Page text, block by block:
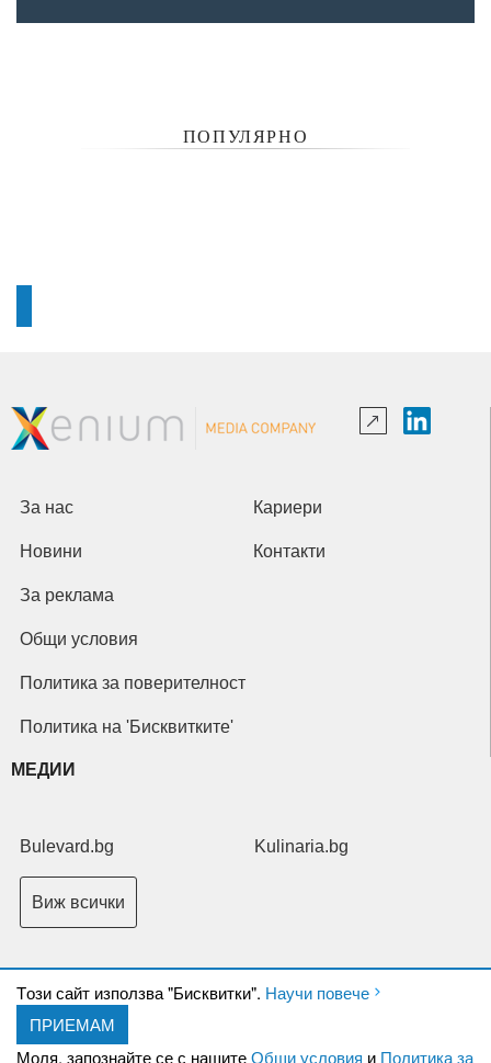
ПОПУЛЯРНО
Tози сайт използва "Бисквитки". Научи повече
ПРИЕМАМ
Моля, запознайте се с нашитеОбщи условия и Политика за
За нас Кариери
Новини Контакти
За реклама
Общи условия
Политика за поверителност
Политика на 'Бисквитките'
МЕДИИ
Bulevard.bg Kulinaria.bg
Виж всички
Copyright © 2026 Ксениум ООД. Всички права запазени.